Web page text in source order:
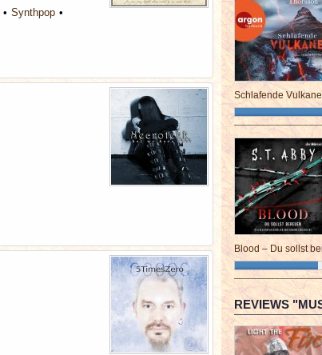
Synthpop
Schlafende Vulkane
Blood – Du sollst
REVIEWS